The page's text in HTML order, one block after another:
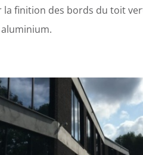
la finition des bords du toit